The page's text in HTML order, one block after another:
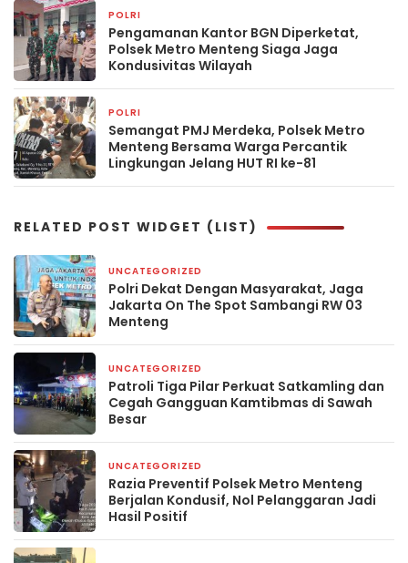
POLRI
Pengamanan Kantor BGN Diperketat,
Polsek Metro Menteng Siaga Jaga
Kondusivitas Wilayah
POLRI
Semangat PMJ Merdeka, Polsek Metro
Menteng Bersama Warga Percantik
Lingkungan Jelang HUT RI ke-81
RELATED POST WIDGET (LIST)
UNCATEGORIZED
Polri Dekat Dengan Masyarakat, Jaga
Jakarta On The Spot Sambangi RW 03
Menteng
UNCATEGORIZED
Patroli Tiga Pilar Perkuat Satkamling dan
Cegah Gangguan Kamtibmas di Sawah
Besar
UNCATEGORIZED
Razia Preventif Polsek Metro Menteng
Berjalan Kondusif, Nol Pelanggaran Jadi
Hasil Positif